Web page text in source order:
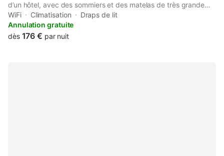
d’un hôtel, avec des sommiers et des matelas de très grande
qualité : Chambre 1 avec un grand lit de 180/200 pour 2
personnes Chambre 2 avec un lit de 100/200 pour 1 personne
Un bel immeuble dans cette ville étonnante, près de la rivière
WiFi Climatisation
Draps de lit
Annulation gratuite
dès 176 € par nuit